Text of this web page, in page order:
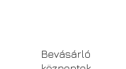
Bevásárló